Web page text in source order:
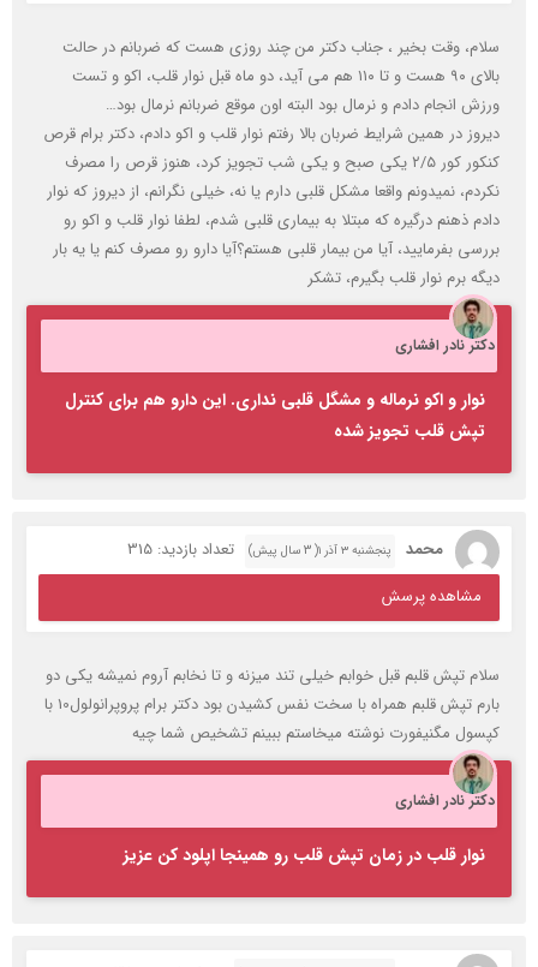
سلام، وقت بخیر ، جناب دکتر من چند روزی هست که ضربانم در حالت
بالای ۹۰ هست و تا ۱۱۰ هم می آید، دو ماه قبل نوار قلب، اکو و تست
ورزش انجام دادم و نرمال بود البته اون موقع ضربانم نرمال بود…
دیروز در همین شرایط ضربان بالا رفتم نوار قلب و اکو دادم، دکتر برام قرص
کنکور کور ۲/۵ یکی صبح و یکی شب تجویز کرد، هنوز قرص را مصرف
نکردم، نمیدونم واقعا مشکل قلبی دارم یا نه، خیلی نگرانم، از دیروز که نوار
دادم ذهنم درگیره که مبتلا به بیماری قلبی شدم، لطفا نوار قلب و اکو رو
بررسی بفرمایید، آیا من بیمار قلبی هستم؟آیا دارو رو مصرف کنم یا یه بار
دیگه برم نوار قلب بگیرم، تشکر
دکتر نادر افشاری
نوار و اکو نرماله و مشگل قلبی نداری. این دارو هم برای کنترل
تپش قلب تجویز شده
محمد پنجشنبه ۳ آذر ۱( 3 سال پیش)
تعداد بازدید: 315
مشاهده پرسش
سلام تپش قلبم قبل خوابم خیلی تند میزنه و تا نخابم آروم نمیشه یکی دو
بارم تپش قلبم همراه با سخت نفس کشیدن بود دکتر برام پروپرانولول10 با
کپسول مگنیفورت نوشته میخاستم ببینم تشخیص شما چیه
دکتر نادر افشاری
نوار قلب در زمان تپش قلب رو همینجا اپلود کن عزیز